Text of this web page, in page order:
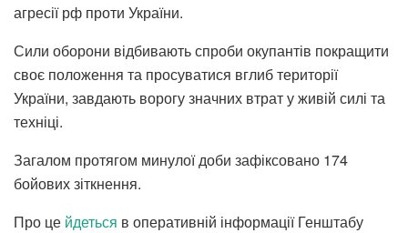
агресії рф проти України.
Сили оборони відбивають спроби окупантів покращити
своє положення та просуватися вглиб території
України, завдають ворогу значних втрат у живій силі та
техніці.
Загалом протягом минулої доби зафіксовано 174
бойових зіткнення.
Про це йдеться в оперативній інформації Генштабу